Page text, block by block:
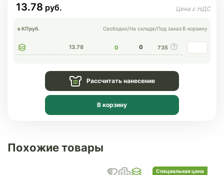
13.78
в КПруб. Свободно/На складе/Под заказ В корзину
13.78 0 0 735
Рассчитать нанесение
В корзину
Похожие товары
Специальная цена